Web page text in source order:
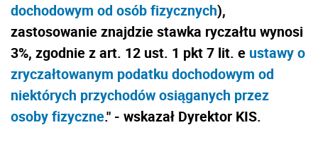
dochodowym od osób fizycznych),
zastosowanie znajdzie stawka ryczałtu wynosi
3%, zgodnie z art. 12 ust. 1 pkt 7 lit. e ustawy o
zryczałtowanym podatku dochodowym od
niektórych przychodów osiąganych przez
osoby fizyczne." - wskazał Dyrektor KIS.